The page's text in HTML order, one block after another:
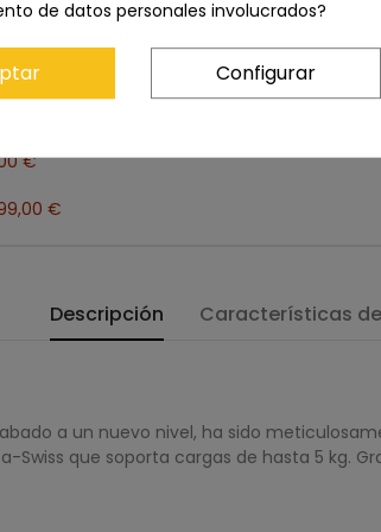
€
€
Descripción Características
a un nuevo nivel, ha sido
que soporta cargas de hasta 5 kg.
de datos personales involucrados?
Configurar